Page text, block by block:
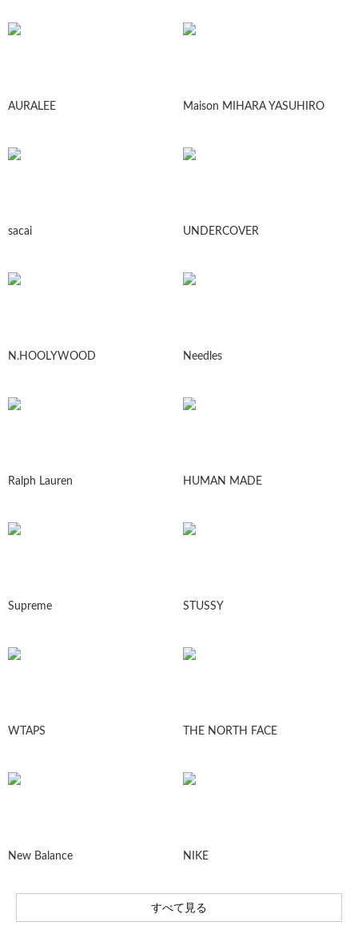
AURALEE Maison MIHARA YASUHIRO
sacai UNDERCOVER
N.HOOLYWOOD Needles
Ralph Lauren HUMAN MADE
Supreme STUSSY
WTAPS THE NORTH FACE
New Balance NIKE
すべて見る